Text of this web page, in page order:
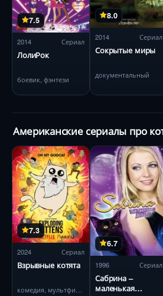
7.5
2014 Сериал
ЛолиРок
боевик, фэнтези
8.0
2014 Сериал
Сокрытые миры
документальный
Американские сериалы про
7.3
2024 Сериал
Взрывные котята
6.7
1996 Сериал
Сабрина –
маленькая